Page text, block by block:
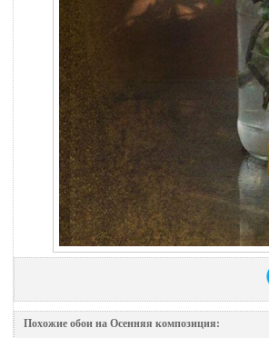
Похожие обои на Осенняя композиция: